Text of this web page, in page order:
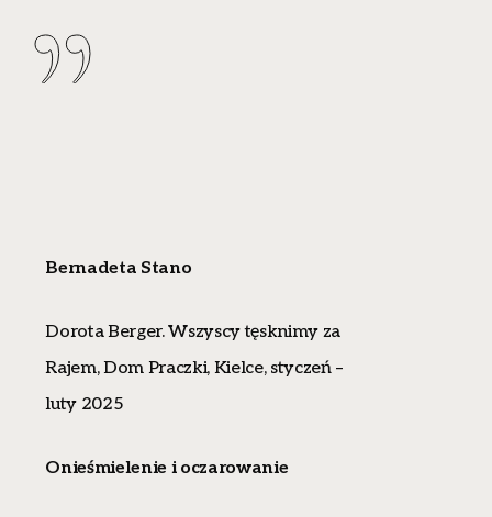
Bernadeta Stano
Dorota Berger. Wszyscy tęsknimy za
Rajem, Dom Praczki, Kielce, styczeń –
luty 2025
Onieśmielenie i oczarowanie